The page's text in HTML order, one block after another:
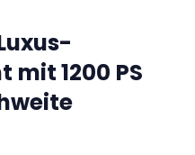
1200 PS